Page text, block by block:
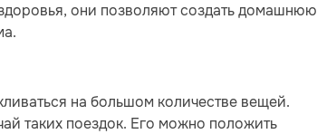
они позволяют создать домашнюю
на большом количестве вещей.
таких поездок. Его можно положить